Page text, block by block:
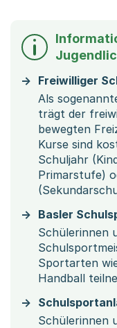
Freiwilliger
Als
trägt der
bewegten
Kurse sind
Schuljahr
Primarstufe)
Basler
Schülerinnen
Sportarten
Handball
Schülerinnen